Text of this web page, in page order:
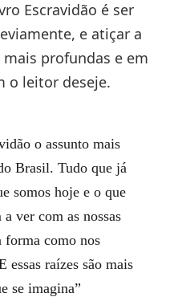
Escravidão é ser
e atiçar a
profundas e em
o leitor deseje.
o assunto mais
Brasil. Tudo que já
somos hoje e o que
ver com as nossas
forma como nos
essas raízes são mais
se imagina”